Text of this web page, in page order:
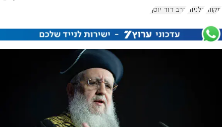
מקווה בלניות הרב דוד יוסף